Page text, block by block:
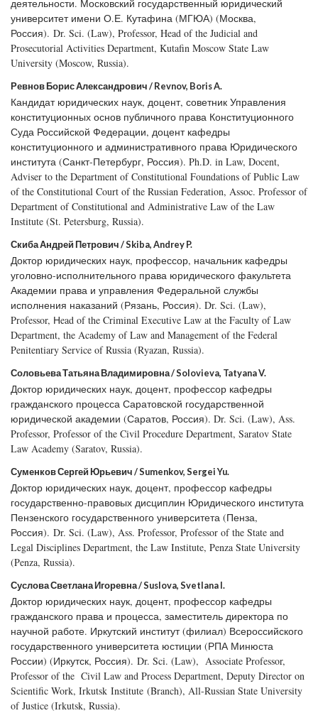
деятельности. Московский государственный юридический
университет имени О.Е. Кутафина (МГЮА) (Москва,
Россия). Dr. Sci. (Law), Professor, Head of the Judicial and
Prosecutorial Activities Department, Kutafin Moscow State Law
University (Moscow, Russia).
Ревнов Борис Александрович / Revnov, Boris A.
Кандидат юридических наук, доцент, советник Управления
конституционных основ публичного права Конституционного
Суда Российской Федерации, доцент кафедры
конституционного и административного права Юридического
института (Санкт-Петербург, Россия). Ph.D. in Law, Docent,
Adviser to the Department of Constitutional Foundations of Public Law
of the Constitutional Court of the Russian Federation, Assoc. Professor of
Department of Constitutional and Administrative Law of the Law
Institute (St. Petersburg, Russia).
Скиба Андрей Петрович / Skiba, Andrey P.
Доктор юридических наук, профессор, начальник кафедры
уголовно-исполнительного права юридического факультета
Академии права и управления Федеральной службы
исполнения наказаний (Рязань, Россия). Dr. Sci. (Law),
Professor, Нead of the Criminal Executive Law at the Faculty of Law
Department, the Academy of Law and Management of the Federal
Penitentiary Service of Russia (Ryazan, Russia).
Соловьева Татьяна Владимировна / Solovieva, Tatyana V.
Доктор юридических наук, доцент, профессор кафедры
гражданского процесса Саратовской государственной
юридической академии (Саратов, Россия). Dr. Sci. (Law), Ass.
Professor, Professor of the Civil Procedure Department, Saratov State
Law Academy (Saratov, Russia).
Суменков Сергей Юрьевич / Sumenkov, Sergei Yu.
Доктор юридических наук, доцент, профессор кафедры
государственно-правовых дисциплин Юридического института
Пензенского государственного университета (Пенза,
Россия). Dr. Sci. (Law), Ass. Professor, Professor of the State and
Legal Disciplines Department, the Law Institute, Penza State University
(Penza, Russia).
Суслова Светлана Игоревна / Suslova, Svetlana I.
Доктор юридических наук, доцент, профессор кафедры
гражданского права и процесса, заместитель директора по
научной работе. Иркутский институт (филиал) Всероссийского
государственного университета юстиции (РПА Минюста
России) (Иркутск, Россия). Dr. Sci. (Law), Associate Professor,
Professor of the Civil Law and Process Department, Deputy Director on
Scientific Work, Irkutsk Institute (Branch), All-Russian State University
of Justice (Irkutsk, Russia).